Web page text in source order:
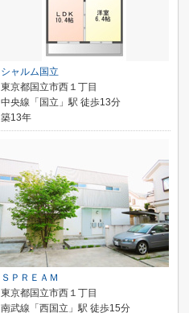
シャルム国立
東京都国立市西１丁目
中央線「国立」駅 徒歩13分
築13年
ＳＰＲＥＡＭ
東京都国立市西１丁目
南武線「西国立」駅 徒歩15分